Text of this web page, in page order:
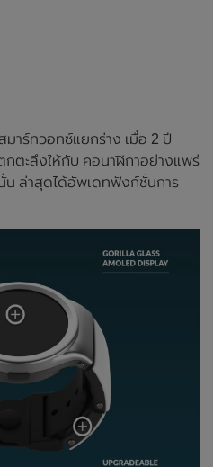
มาร์ทวอทซ์แยกร่าง เมื่อ 2 ปี
ตะลึงให้กับ คอนาฬิกาอย่างแพร่
น ล่าสุดได้อัพเดทฟังก์ชั่นการ